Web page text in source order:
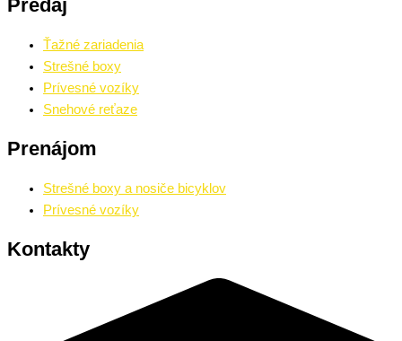
Predaj
Ťažné zariadenia
Strešné boxy
Prívesné vozíky
Snehové reťaze
Prenájom
Strešné boxy a nosiče bicyklov
Prívesné vozíky
Kontakty